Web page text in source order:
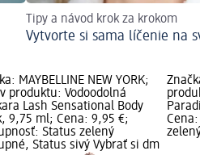
Tipy a návod krok za krokom
Vytvorte si sama líčenie na
MAYBELLINE NEW YORK;
produktu: Vodoodolná
Lash Sensational Body
9,75 ml; Cena: 9,95 €;
Status zelený
Status sivý Vybrať si dm